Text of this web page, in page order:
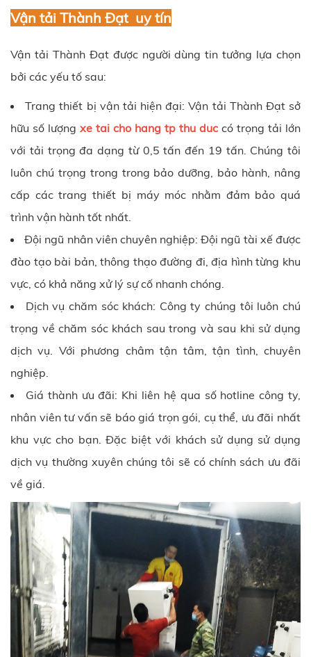
Vận tải Thành Đạt uy tín
Vận tải Thành Đạtđược người dùng tin tưởng lựa chọn
bởi các yếu tố sau:
Trang thiết bị vận tải hiện đại:Vận tải Thành Đạtsở
hữu số lượng xe tai cho hang tp thu duc có trọng tải lớn
với tải trọng đa dạng từ 0,5 tấn đến 19 tấn. Chúng tôi
luôn chú trọng trong trong bảo dưỡng, bảo hành, nâng
cấp các trang thiết bị máy móc nhằm đảm bảo quá
trình vận hành tốt nhất.
Đội ngũ nhân viên chuyên nghiệp: Đội ngũ tài xế được
đào tạo bài bản, thông thạo đường đi, địa hình từng khu
vực, có khả năng xử lý sự cố nhanh chóng.
Dịch vụ chăm sóc khách: Công ty chúng tôi luôn chú
trọng về chăm sóc khách sau trong và sau khi sử dụng
dịch vụ. Với phương châm tận tâm, tận tình, chuyên
nghiệp.
Giá thành ưu đãi: Khi liên hệ qua số hotline công ty,
nhân viên tư vấn sẽ báo giá trọn gói, cụ thể, ưu đãi nhất
khu vực cho bạn. Đặc biệt với khách sử dụng sử dụng
dịch vụ thường xuyên chúng tôi sẽ có chính sách ưu đãi
về giá.